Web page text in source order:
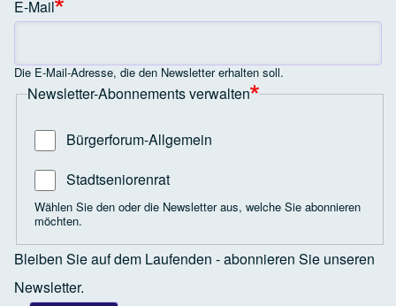
E-Mail
Die E-Mail-Adresse, die den Newsletter erhalten soll.
Newsletter-Abonnements verwalten
Bürgerforum-Allgemein
Stadtseniorenrat
Wählen Sie den oder die Newsletter aus, welche Sie abonnieren
möchten.
Bleiben Sie auf dem Laufenden - abonnieren Sie unseren
Newsletter.